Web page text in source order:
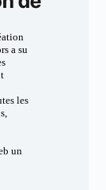
a su
les
un